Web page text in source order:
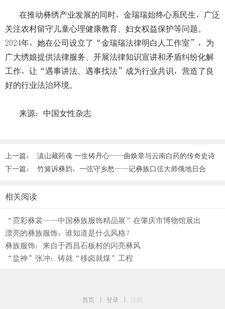
在推动彝绣产业发展的同时，金瑞瑞始终心系民生，广泛
关注农村留守儿童心理健康教育、妇女权益保护等问题。
2024年，她在公司设立了“金瑞瑞法律明白人工作室”，为
广大绣娘提供法律服务、开展法律知识宣讲和矛盾纠纷化解
工作，让“遇事讲法、遇事找法”成为行业共识，营造了良
好的行业法治环境。
来源：中国女性杂志
上一篇：
滇山藏药魂 一生铸丹心——曲焕章与云南白药的传奇史诗
下一篇：
竹簧诉彝韵，一弦守乡愁——记彝族口弦大师俄地日合
相关阅读
“霓彩彝裳——中国彝族服饰精品展”在肇庆市博物馆展出
漂亮的彝族服饰：谁知道是什么风格？
彝族服饰：来自于西昌石板村的闪亮彝风
“盐神”张冲：铸就“移卤就煤”工程
首页 登录